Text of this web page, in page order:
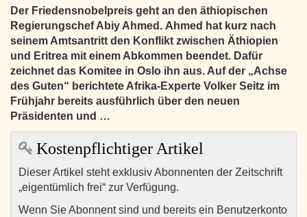
Der Friedensnobelpreis geht an den äthiopischen
Regierungschef Abiy Ahmed. Ahmed hat kurz nach
seinem Amtsantritt den Konflikt zwischen Äthiopien
und Eritrea mit einem Abkommen beendet. Dafür
zeichnet das Komitee in Oslo ihn aus. Auf der „Achse
des Guten“ berichtete Afrika-Experte Volker Seitz im
Frühjahr bereits ausführlich über den neuen
Präsidenten und …
Kostenpflichtiger Artikel
Dieser Artikel steht exklusiv Abonnenten der Zeitschrift
„eigentümlich frei“ zur Verfügung.
Wenn Sie Abonnent sind und bereits ein Benutzerkonto